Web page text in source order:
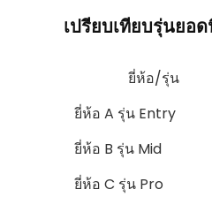
เปรียบเทียบรุ่นยอ
ยี่ห้อ/รุ่น
ยี่ห้อ A รุ่น Entry
ยี่ห้อ B รุ่น Mid
ยี่ห้อ C รุ่น Pro